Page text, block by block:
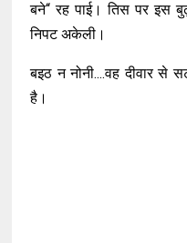
बने“ रह पाई। तिस पर इस
निपट अकेली।
बइठ न नोनी....वह दीवार से
है।